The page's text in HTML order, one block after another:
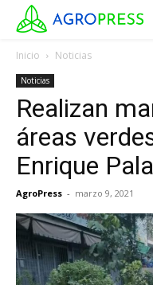
Inicio Noticias
Noticias
Realizan
áreas
Enrique
AgroPress - marzo 9, 2021